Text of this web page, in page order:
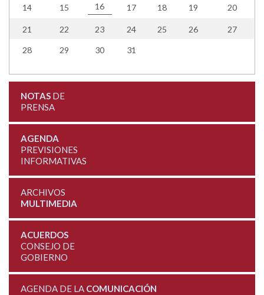
14 15 16 17 18 19 20
21 22 23 24 25 26 27
28 29 30 31
NOTASDE
PRENSA
AGENDA
PREVISIONES
INFORMATIVAS
ARCHIVOS
MULTIMEDIA
ACUERDOS
CONSEJO DE
GOBIERNO
AGENDA DE LA COMUNICACIÓN